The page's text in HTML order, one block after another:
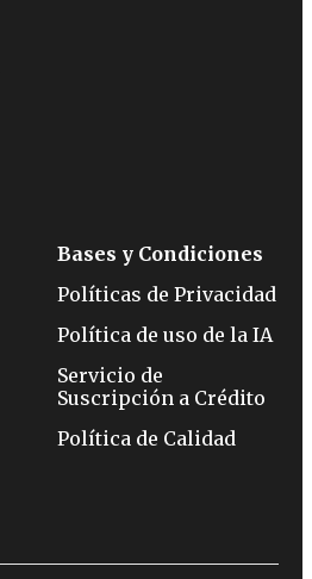
Bases y Condiciones
Políticas de Privacidad
Política de uso de la IA
Servicio de
Suscripción a Crédito
Política de Calidad